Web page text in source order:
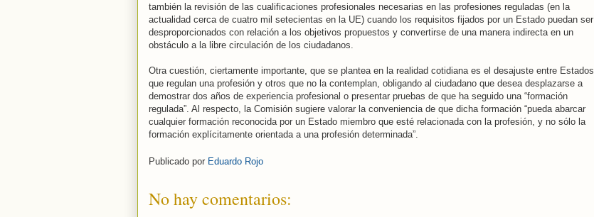
también la revisión de las cualificaciones profesionales necesarias en las profesiones reguladas (en la
actualidad cerca de cuatro mil setecientas en la UE) cuando los requisitos fijados por un Estado puedan ser
desproporcionados con relación a los objetivos propuestos y convertirse de una manera indirecta en un
obstáculo a la libre circulación de los ciudadanos.
Otra cuestión, ciertamente importante, que se plantea en la realidad cotidiana es el desajuste entre Estados
que regulan una profesión y otros que no la contemplan, obligando al ciudadano que desea desplazarse a
demostrar dos años de experiencia profesional o presentar pruebas de que ha seguido una “formación
regulada”. Al respecto, la Comisión sugiere valorar la conveniencia de que dicha formación “pueda abarcar
cualquier formación reconocida por un Estado miembro que esté relacionada con la profesión, y no sólo la
formación explícitamente orientada a una profesión determinada”.
Publicado por Eduardo Rojo
No hay comentarios: